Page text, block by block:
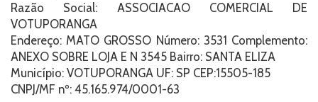
Razão Social: ASSOCIACAO COMERCIAL DE
VOTUPORANGA
Endereço: MATO GROSSO Número: 3531 Complemento:
ANEXO SOBRE LOJA E N 3545 Bairro: SANTA ELIZA
Município: VOTUPORANGA UF: SP CEP:15505-185
CNPJ/MF nº: 45.165.974/0001-63